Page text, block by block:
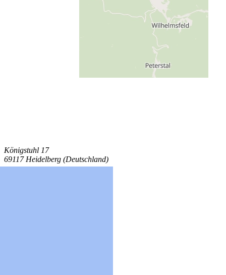
Königstuhl 17
69117 Heidelberg (Deutschland)